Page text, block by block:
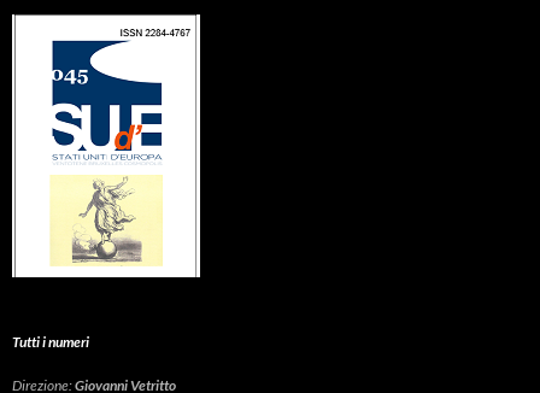
Tutti i numeri
Direzione:Giovanni Vetritto